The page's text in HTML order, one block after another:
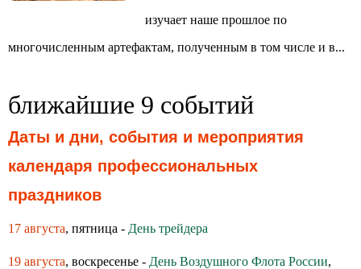
изучает наше прошлое по
многочисленным артефактам, полученным в том числе и в...
ближайшие 9 событий
Даты и дни, события и мероприятия
календаря профессиональных
праздников
17 августа, пятница - День трейдера
19 августа, воскресенье - День Воздушного Флота России,